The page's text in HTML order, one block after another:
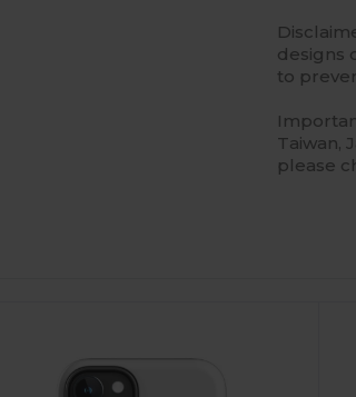
designs
to
Taiwan,
please